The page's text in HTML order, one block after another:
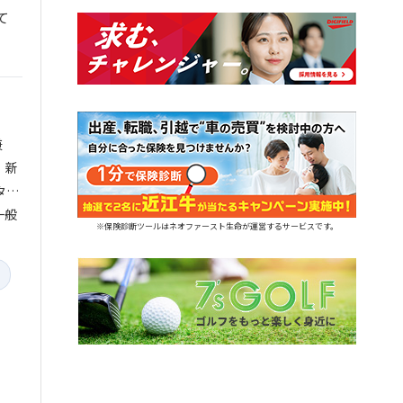
新
ビ
般
※保険診断ツールはネオファースト生命が運営するサービスです。